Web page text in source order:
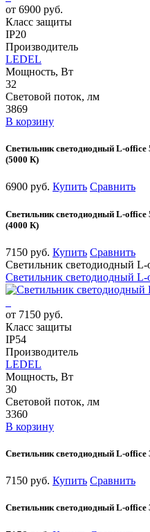
от 6900 руб.
Класс защиты
IP20
Производитель
LEDEL
Мощность, Вт
32
Световой поток, лм
3869
В корзину
Светильник светодиодный L-
(5000 К)
6900 руб. Купить Сравнить
Светильник светодиодный L-
(4000 К)
7150 руб. Купить Сравнить
Светильник светодиодный L-
Светильник светодиодный L-
от 7150 руб.
Класс защиты
IP54
Производитель
LEDEL
Мощность, Вт
30
Световой поток, лм
3360
В корзину
Светильник светодиодный L-
7150 руб. Купить Сравнить
Светильник светодиодный L-